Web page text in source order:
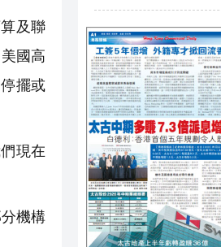
及聯
國高
擺或
現在
機構